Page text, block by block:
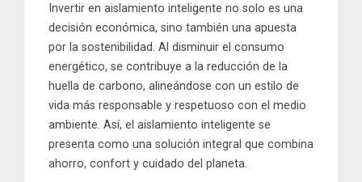
Invertir en aislamiento inteligente no solo es una
decisión económica, sino también una apuesta
por la sostenibilidad. Al disminuir el consumo
energético, se contribuye a la reducción de la
huella de carbono, alineándose con un estilo de
vida más responsable y respetuoso con el medio
ambiente. Así, el aislamiento inteligente se
presenta como una solución integral que combina
ahorro, confort y cuidado del planeta.